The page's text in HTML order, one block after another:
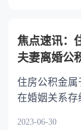
焦点速讯：
夫妻离婚公
住房公积金属
在婚姻关系存
2023-06-30